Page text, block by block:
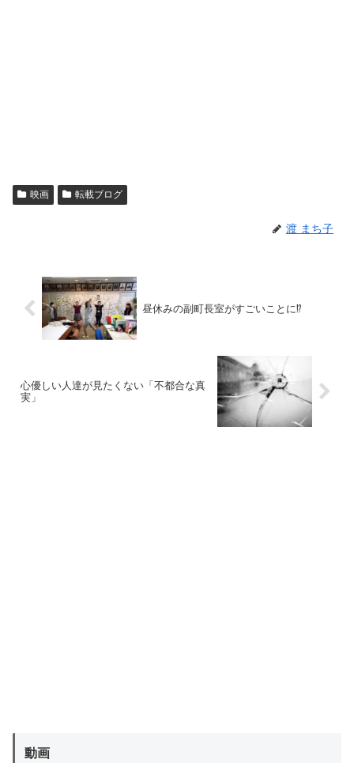
映画 転載ブログ
渡 まち子
昼休みの副町長室がすごいことに⁉︎
心優しい人達が見たくない「不都合な真
実」
動画